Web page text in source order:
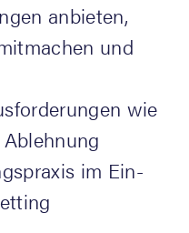
anbie­ten,
und
wie
im Ein­